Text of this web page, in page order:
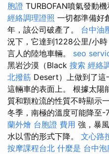
胞證 TURBOFAN噴氣發動
經絡調理證照 一切都準備好
年，該公司破產了。 台中油
況下，它達到1228公里/小
言人的陸地車輛。 seo
黑岩沙漠（Black 搜索 經絡
北撥筋 Desert）上做到了這
這輛車的表面上。 根據太陽
質和顆粒流的性質不時顯示
冬季，南極的溫度可能降至-
蘭外燴 台胞證 費用 強，暴
水以雪的形式下降。 文心路
按摩課程台北 什麼是 台中泡